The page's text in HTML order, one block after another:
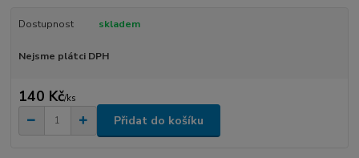
Dostupnost skladem
Nejsme plátci DPH
140 Kč/ks
Přidat do košíku